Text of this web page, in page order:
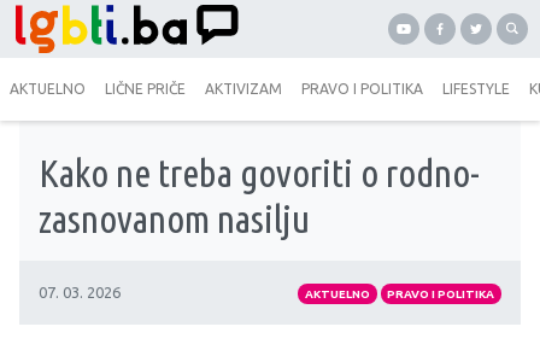
AKTUELNO LIČNE PRIČE AKTIVIZAM PRAVO I POLITIKA LIFESTYLE
Kako ne treba govoriti o rodno-
zasnovanom nasilju
07. 03. 2026 AKTUELNO PRAVO I POLITIKA